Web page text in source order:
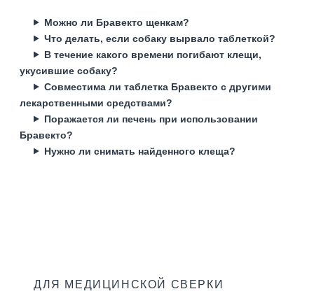
Можно ли Бравекто щенкам?
Что делать, если собаку вырвало таблеткой?
В течение какого времени погибают клещи,
укусившие собаку?
Совместима ли таблетка Бравекто с другими
лекарственными средствами?
Поражается ли печень при использовании
Бравекто?
Нужно ли снимать найденного клеща?
ДЛЯ МЕДИЦИНСКОЙ СВЕРКИ